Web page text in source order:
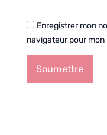
Enregistrer mon
navigateur pour